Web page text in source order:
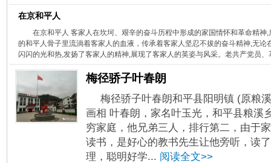
在京和平人
在京和平人 客家人在坎坷、艰辛的奋斗历程中形成的家国情怀和革命精
的和平人骨子里流淌着客家人的血液，传承着客家人坚忍不拔的奋斗精神,无
闪闪的光和热,发扬了客家人的精神,展现了客家人的英姿与风采。老共产党员
梅径骄子叶春朗
梅径骄子叶春朗和平县阳明镇 (原粮
画相 叶春朗，家名叶玉光，和平县粮溪
穷家庭，他兄弟三人，排行第二，由于
读书，是好心的教书先生让他旁听，读
理，聪明好学... 阅读全文>>